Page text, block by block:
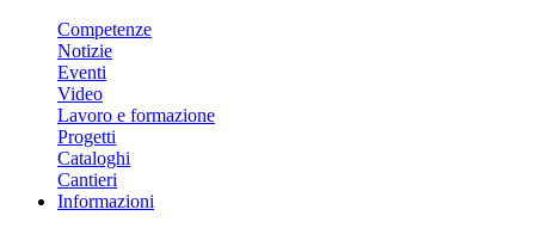
Competenze
Notizie
Eventi
Video
Lavoro e formazione
Progetti
Cataloghi
Cantieri
Informazioni